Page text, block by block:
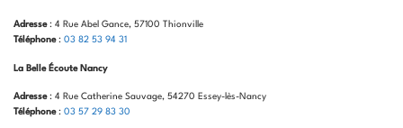
Adresse: 4 Rue Abel Gance, 57100 Thionville
Téléphone: 03 82 53 94 31
La Belle Écoute Nancy
Adresse: 4 Rue Catherine Sauvage, 54270 Essey-lès-Nancy
Téléphone: 03 57 29 83 30